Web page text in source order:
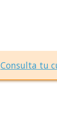
Consulta tu